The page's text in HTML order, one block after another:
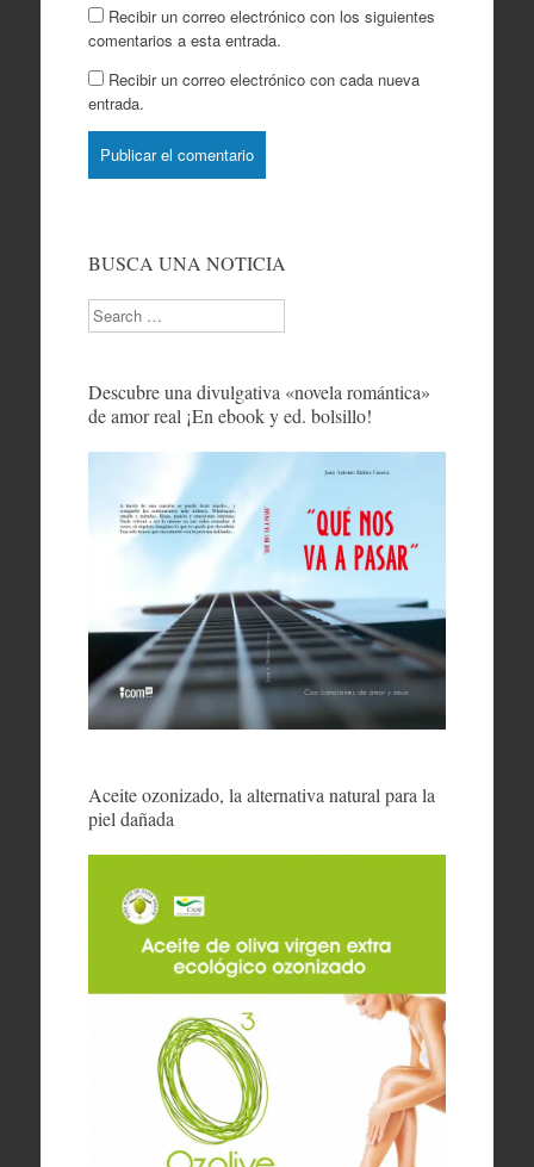
Recibir un correo electrónico con los siguientes
comentarios a esta entrada.
Recibir un correo electrónico con cada nueva
entrada.
BUSCA UNA NOTICIA
Search
Descubre una divulgativa «novela romántica»
de amor real ¡En ebook y ed. bolsillo!
Aceite ozonizado, la alternativa natural para la
piel dañada